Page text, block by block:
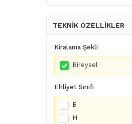
TEKNİK ÖZELLİKLER
Kiralama Şekli
Bireysel
Ehliyet Sınıfı
B
H